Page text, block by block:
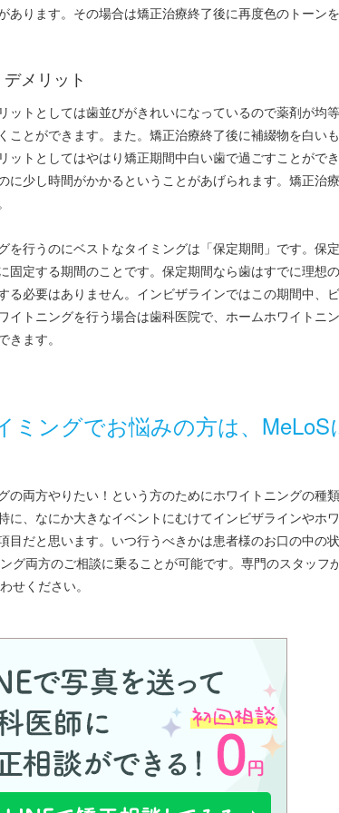
あります。その場合は矯正治療終了後に再度色のトーン
メリット
ットとしては歯並びがきれいになっているので薬剤が均
ことができます。また。矯正治療終了後に補綴物を白い
トとしてはやはり矯正期間中白い歯で過ごすことがで
に少し時間がかかるということがあげられます。矯正治
を行うのにベストなタイミングは「保定期間」です。保
定する期間のことです。保定期間なら歯はすでに理想
る必要はありません。インビザラインではこの期間中、
トニングを行う場合は歯科医院で、ホームホワイトニ
ます。
ミングでお悩みの方は、MeLoS
の両方やりたい！という方のためにホワイトニングの種
に、なにか大きなイベントにむけてインビザラインやホ
目だと思います。いつ行うべきかは患者様のお口の中の
グ両方のご相談に乗ることが可能です。専門のスタッフ
せください。